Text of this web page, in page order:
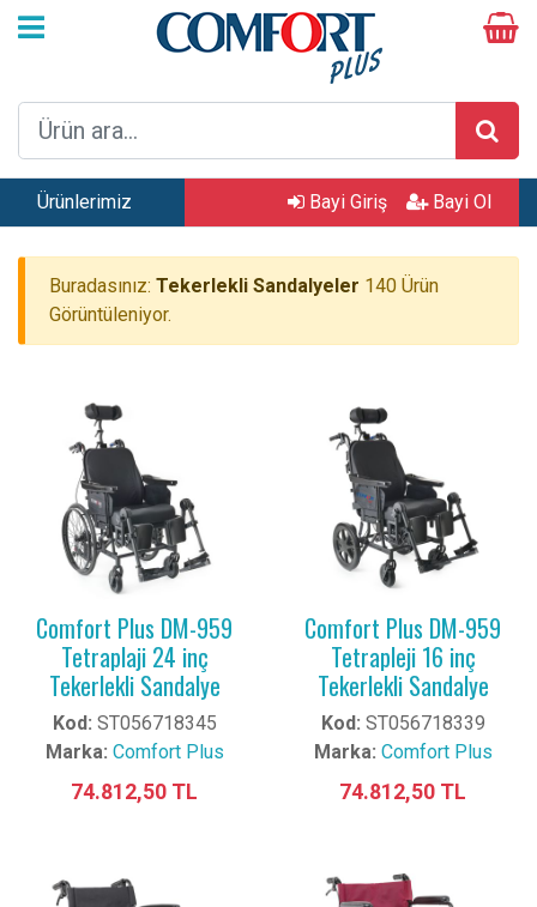
Ürünlerimiz Bayi Giriş Bayi Ol
Buradasınız: Tekerlekli Sandalyeler 140 Ürün
Görüntüleniyor.
Comfort Plus DM-959
Tetraplaji 24 inç
Tekerlekli Sandalye
Kod: ST056718345
Marka: Comfort Plus
74.812,50 TL
Comfort Plus DM-959
Tetrapleji 16 inç
Tekerlekli Sandalye
Kod: ST056718339
Marka: Comfort Plus
74.812,50 TL